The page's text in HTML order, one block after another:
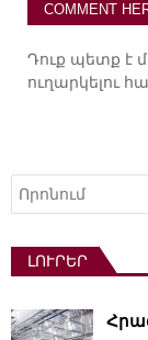
COMMENT
Դուք պետք է
ուղարկելու
Որոնել
ԼՈՒՐԵՐ